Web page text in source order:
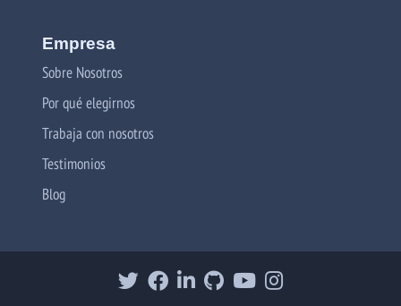
Empresa
Sobre Nosotros
Por qué elegirnos
Trabaja con nosotros
Testimonios
Blog